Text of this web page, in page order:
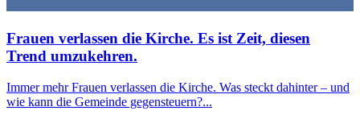
Frauen verlassen die Kirche. Es ist Zeit, diesen
Trend umzukehren.
Immer mehr Frauen verlassen die Kirche. Was steckt dahinter – und
wie kann die Gemeinde gegensteuern?...